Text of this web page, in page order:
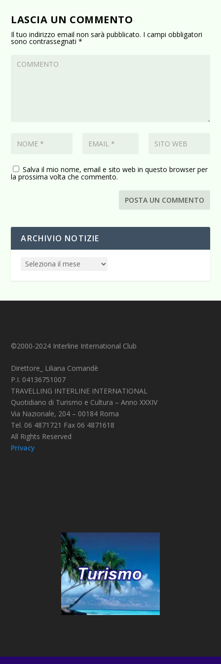
LASCIA UN COMMENTO
Il tuo indirizzo email non sarà pubblicato. I campi obbligatori
sono contrassegnati*
Salva il mio nome, email e sito web in questo browser per
la prossima volta che commento.
ARCHIVIO NOTIZIE
©2000-2024 Interline International Club
Direttore_ Liliana Comandè
P.I. 04136751007
TRAVELLING INTERLINE INTERNATIONAL
Quotidiano di Turismo e Cultura – Anno XXXIV
Via Nazionale, 204 – 00184 Roma
Tel. 06 4871721 Fax 06 4871618
All Rights Reserved
Privacy